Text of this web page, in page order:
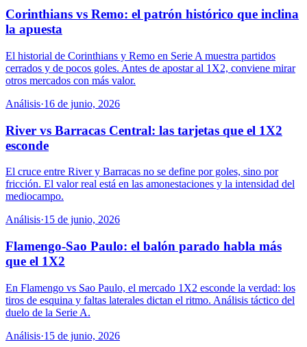
Corinthians vs Remo: el patrón histórico que inclina
la apuesta
El historial de Corinthians y Remo en Serie A muestra partidos
cerrados y de pocos goles. Antes de apostar al 1X2, conviene mirar
otros mercados con más valor.
Análisis·16 de junio, 2026
River vs Barracas Central: las tarjetas que el 1X2
esconde
El cruce entre River y Barracas no se define por goles, sino por
fricción. El valor real está en las amonestaciones y la intensidad del
mediocampo.
Análisis·15 de junio, 2026
Flamengo-Sao Paulo: el balón parado habla más
que el 1X2
En Flamengo vs Sao Paulo, el mercado 1X2 esconde la verdad: los
tiros de esquina y faltas laterales dictan el ritmo. Análisis táctico del
duelo de la Serie A.
Análisis·15 de junio, 2026